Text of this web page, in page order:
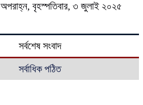
বৃহস্পতিবার, ৩ জুলাই ২০২৫
সর্বশেষ সংবাদ
সর্বাধিক পঠিত